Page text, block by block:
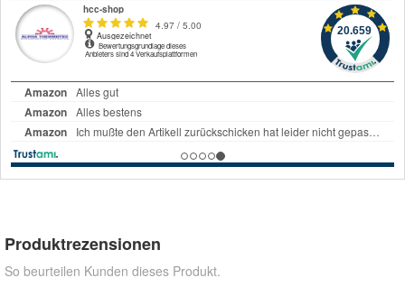
Produktrezensionen
So beurteilen Kunden dieses Produkt.